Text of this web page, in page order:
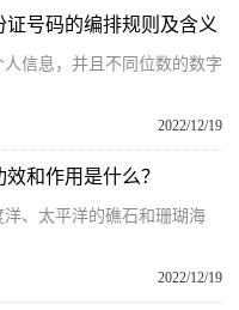
号码的编排规则及含义
信息，并且不同位数的数字
2022/12/19
和作用是什么？
、太平洋的礁石和珊瑚海
2022/12/19